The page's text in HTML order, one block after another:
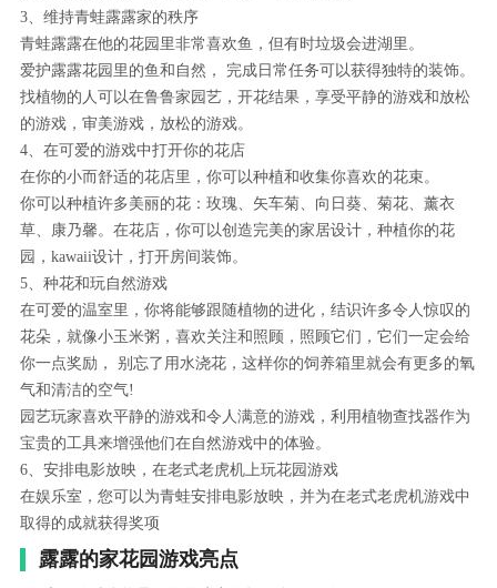
3、维持青蛙露露家的秩序
青蛙露露在他的花园里非常喜欢鱼，但有时垃圾会进湖里。
爱护露露花园里的鱼和自然， 完成日常任务可以获得独特的装饰。
找植物的人可以在鲁鲁家园艺，开花结果，享受平静的游戏和放松
的游戏，审美游戏，放松的游戏。
4、在可爱的游戏中打开你的花店
在你的小而舒适的花店里，你可以种植和收集你喜欢的花束。
你可以种植许多美丽的花：玫瑰、矢车菊、向日葵、菊花、薰衣
草、康乃馨。在花店，你可以创造完美的家居设计，种植你的花
园，kawaii设计，打开房间装饰。
5、种花和玩自然游戏
在可爱的温室里，你将能够跟随植物的进化，结识许多令人惊叹的
花朵，就像小玉米粥，喜欢关注和照顾，照顾它们，它们一定会给
你一点奖励， 别忘了用水浇花，这样你的饲养箱里就会有更多的氧
气和清洁的空气!
园艺玩家喜欢平静的游戏和令人满意的游戏，利用植物查找器作为
宝贵的工具来增强他们在自然游戏中的体验。
6、安排电影放映，在老式老虎机上玩花园游戏
在娱乐室，您可以为青蛙安排电影放映，并为在老式老虎机游戏中
取得的成就获得奖项
露露的家花园游戏亮点